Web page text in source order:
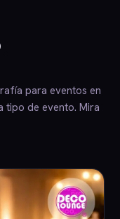
para eventos en
tipo de evento. Mira